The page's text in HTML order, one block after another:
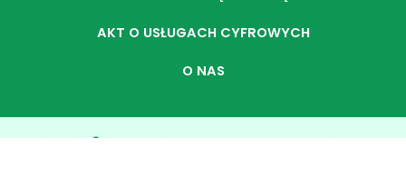
AKT O USŁUGACH CYFROWYCH
O NAS